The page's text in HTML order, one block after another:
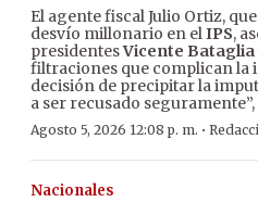
El agente fiscal Julio Ortiz,
desvío millonario en elIPS,
presidentesVicente Bataglia
filtraciones que complican la
decisión de precipitar la
a ser recusado
Agosto 5, 2026 12:08 p. m. ·
Nacionales